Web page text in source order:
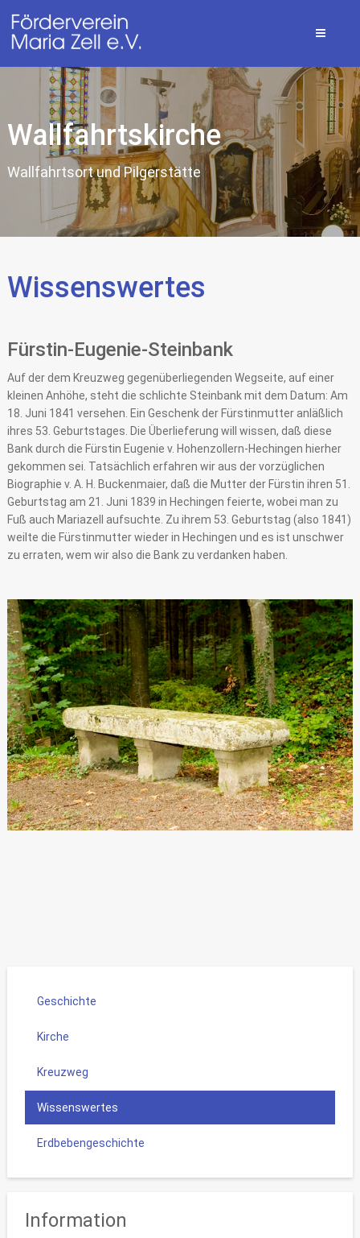
Wallfahrtskirche
Wallfahrtsort und Pilgerstätte
Wissenswertes
Fürstin-Eugenie-Steinbank
Auf der dem Kreuzweg gegenüberliegenden Wegseite, auf einer
kleinen Anhöhe, steht die schlichte Steinbank mit dem Datum: Am
18. Juni 1841 versehen. Ein Geschenk der Fürstinmutter anläßlich
ihres 53. Geburtstages. Die Überlieferung will wissen, daß diese
Bank durch die Fürstin Eugenie v. Hohenzollern-Hechingen hierher
gekommen sei. Tatsächlich erfahren wir aus der vorzüglichen
Biographie v. A. H. Buckenmaier, daß die Mutter der Fürstin ihren 51.
Geburtstag am 21. Juni 1839 in Hechingen feierte, wobei man zu
Fuß auch Mariazell aufsuchte. Zu ihrem 53. Geburtstag (also 1841)
weilte die Fürstinmutter wieder in Hechingen und es ist unschwer
zu erraten, wem wir also die Bank zu verdanken haben.
Geschichte
Kirche
Kreuzweg
Wissenswertes
Erdbebengeschichte
Information